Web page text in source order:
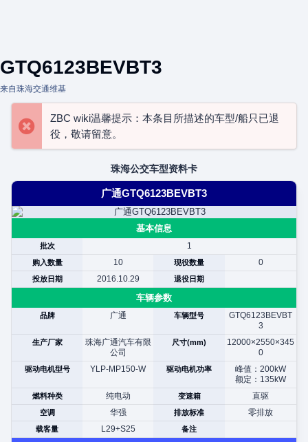
GTQ6123BEVBT3
来自珠海交通维基
ZBC wiki温馨提示：本条目所描述的车型/船只已退
役，敬请留意。
珠海公交车型资料卡
广通GTQ6123BEVBT3
基本信息
批次 1
购入数量 10 现役数量 0
投放日期 2016.10.29 退役日期
车辆参数
品牌 广通 车辆型号
GTQ6123BEVBT
3
生产厂家
珠海广通汽车有限
公司
尺寸(mm)
12000×2550×345
0
驱动电机型号 YLP-MP150-W 驱动电机功率
峰值：200kW
额定：135kW
燃料种类 纯电动 变速箱 直驱
空调 华强 排放标准 零排放
载客量 L29+S25 备注